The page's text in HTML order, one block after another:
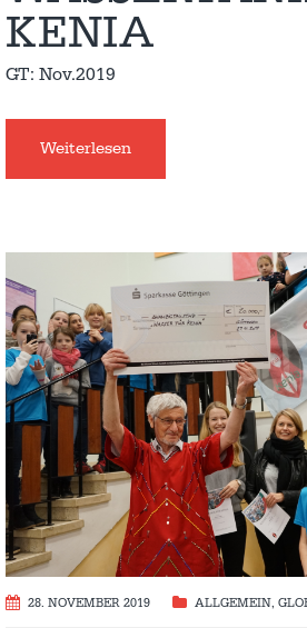
KENIA
GT: Nov.2019
Weiterlesen
28. NOVEMBER 2019 ALLGEMEIN,